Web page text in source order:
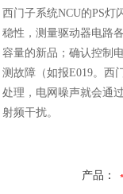
西门子系统NCU的PS
稳性，测量驱动器电路
容量的新品；确认控制
测故障（如报E019。西
处理，电网噪声就会通
射频干扰。
产品：